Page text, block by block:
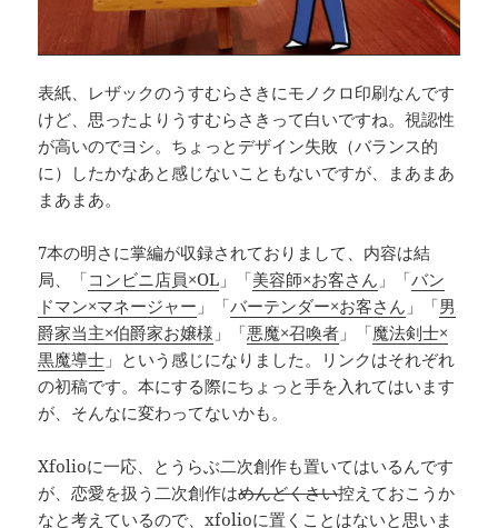
表紙、レザックのうすむらさきにモノクロ印刷なんです
けど、思ったよりうすむらさきって白いですね。視認性
が高いのでヨシ。ちょっとデザイン失敗（バランス的
に）したかなあと感じないこともないですが、まあまあ
まあまあ。
7本の明さに掌編が収録されておりまして、内容は結
局、「コンビニ店員×OL 」「美容師×お客さん 」「バン
ドマン×マネージャー 」「バーテンダー×お客さん 」「男
爵家当主×伯爵家お嬢様 」「悪魔×召喚者 」「魔法剣士×
黒魔導士 」という感じになりました。リンクはそれぞれ
の初稿です。本にする際にちょっと手を入れてはいます
が、そんなに変わってないかも。
Xfolioに一応、とうらぶ二次創作も置いてはいるんです
が、恋愛を扱う二次創作はめんどくさい控えておこうか
なと考えているので、xfolioに置くことはないと思いま